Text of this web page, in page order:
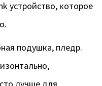
устройство, которое
подушка, пледр.